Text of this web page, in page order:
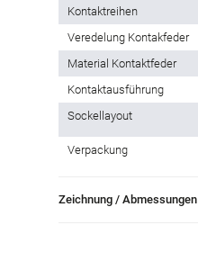
Kontaktreihen
Veredelung Kontakfeder
Material Kontaktfeder
Kontaktausführung
Sockellayout
Verpackung
Zeichnung / Abmessungen